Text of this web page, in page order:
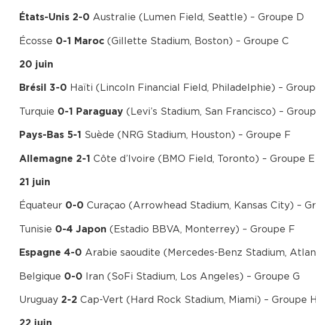
États-Unis 2-0 Australie (Lumen Field, Seattle) – Groupe D
Écosse 0-1 Maroc (Gillette Stadium, Boston) – Groupe C
20 juin
Brésil 3-0 Haïti (Lincoln Financial Field, Philadelphie) –
Turquie 0-1 Paraguay (Levi’s Stadium, San Francisco) –
Pays-Bas 5-1 Suède (NRG Stadium, Houston) – Groupe F
Allemagne 2-1 Côte d’Ivoire (BMO Field, Toronto) – Groupe E
21 juin
Équateur 0-0 Curaçao (Arrowhead Stadium, Kansas City) –
Tunisie 0-4 Japon (Estadio BBVA, Monterrey) – Groupe F
Espagne 4-0 Arabie saoudite (Mercedes-Benz Stadium,
Belgique 0-0 Iran (SoFi Stadium, Los Angeles) – Groupe G
Uruguay 2-2 Cap-Vert (Hard Rock Stadium, Miami) – Groupe H